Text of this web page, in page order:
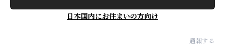
日本国内にお住まいの方向け
通報する